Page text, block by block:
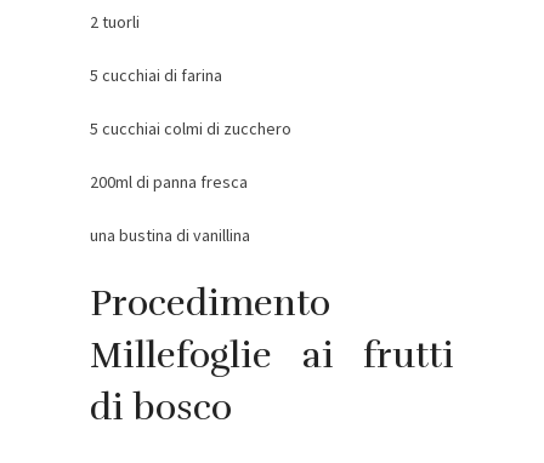
2 tuorli
5 cucchiai di farina
5 cucchiai colmi di zucchero
200ml di panna fresca
una bustina di vanillina
Procedimento
Millefoglie ai frutti
di bosco